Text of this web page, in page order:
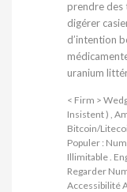
prendre des
digérer
d’intention
uranium
< Firm >
Insistent ) ,
Bitcoin/
Populer :
Illimitable .
Regarder
Accessibilité